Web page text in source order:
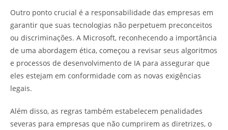
Outro ponto crucial é a responsabilidade das empresas em
garantir que suas tecnologias não perpetuem preconceitos
ou discriminações. A Microsoft, reconhecendo a importância
de uma abordagem ética, começou a revisar seus algoritmos
e processos de desenvolvimento de IA para assegurar que
eles estejam em conformidade com as novas exigências
legais.
Além disso, as regras também estabelecem penalidades
severas para empresas que não cumprirem as diretrizes, o